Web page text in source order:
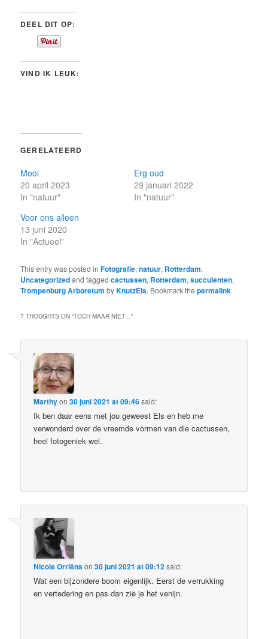
DEEL DIT OP:
VIND IK LEUK:
GERELATEERD
Mooi
20 april 2023
In "natuur"
Erg oud
29 januari 2022
In "natuur"
Voor ons alleen
13 juni 2020
In "Actueel"
This entry was posted inFotografie,natuur, Rotterdam,
Uncategorizedand taggedcactussen, Rotterdam,succulenten,
Trompenburg Arboretum byKnutzEls. Bookmark thepermalink.
7 THOUGHTS ON “TOCH MAAR NIET…”
Marthyon30 juni 2021 at 09:46said:
Ik ben daar eens met jou geweest Els en heb me
verwonderd over de vreemde vormen van die cactussen,
heel fotogeniek wel.
Nicole Orriënson30 juni 2021 at 09:12said:
Wat een bijzondere boom eigenlijk. Eerst de verrukking
en vertedering en pas dan zie je het venijn.